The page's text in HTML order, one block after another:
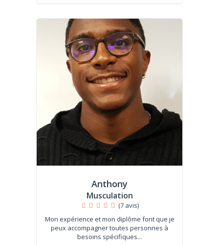
Anthony
Musculation
(7 avis)
Mon expérience et mon diplôme font que je
peux accompagner toutes personnes à
besoins spécifiques...